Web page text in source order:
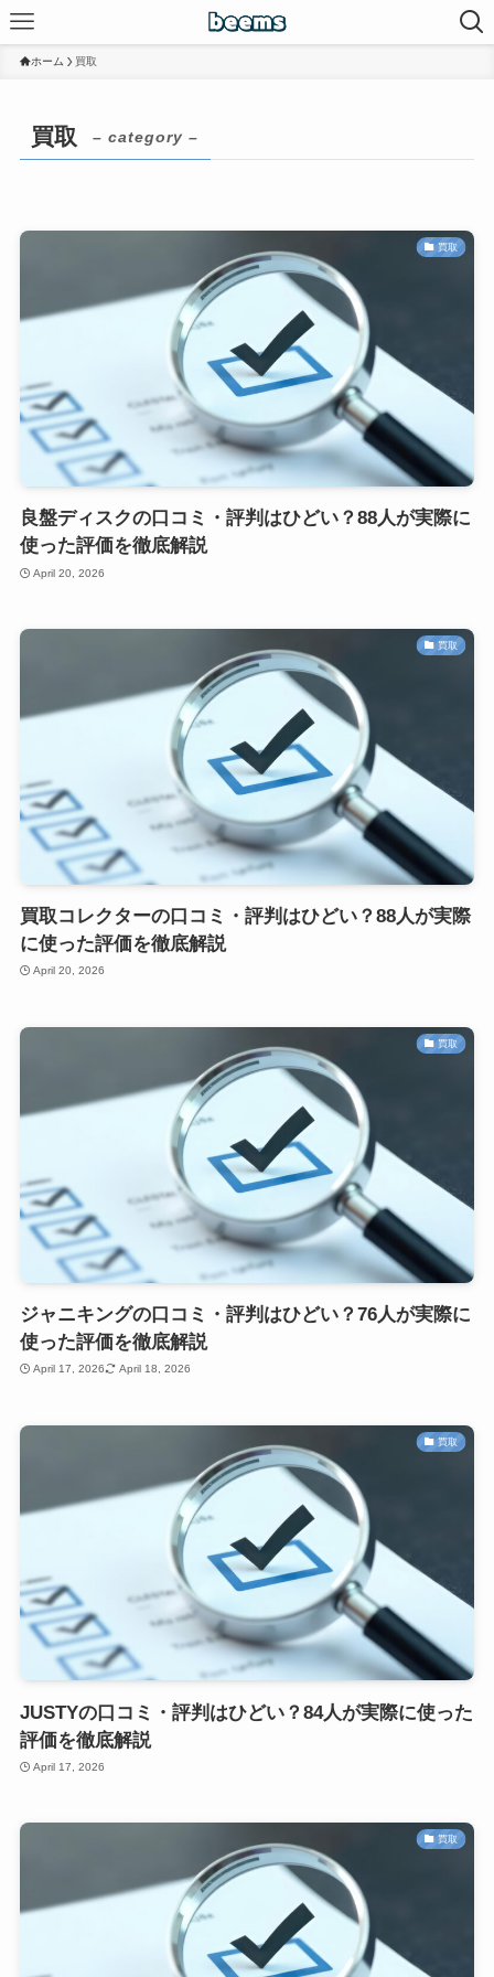
ホーム 買取
買取 – category –
買取
良盤ディスクの口コミ・評判はひどい？88人が実際に
使った評価を徹底解説
April 20, 2026
買取
買取コレクターの口コミ・評判はひどい？88人が実際
に使った評価を徹底解説
April 20, 2026
買取
ジャニキングの口コミ・評判はひどい？76人が実際に
使った評価を徹底解説
April 17, 2026 April 18, 2026
買取
JUSTYの口コミ・評判はひどい？84人が実際に使った
評価を徹底解説
April 17, 2026
買取